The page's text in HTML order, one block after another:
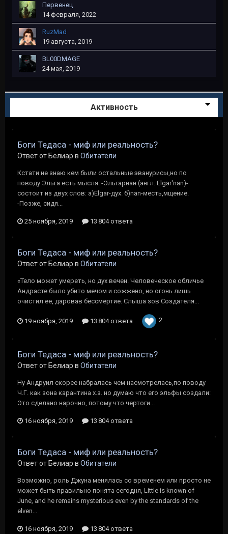
Первенец
14 февраля, 2022
RuzMad
19 августа, 2019
BL00DMAGE
24 мая, 2019
Активность
Боги Тедаса - миф или реальность?
Ответ от Белиар в Обитатели
Кстати не знаю кем были остальные эванурисы,но по
поводу Эльга есть мысля: -Эльгарнан (англ. Elgar'nan)-
состоит из двух слов: а)Elgar-дух. б)nan-месть,мщение.
-Позже, сидя...
25 ноября, 2019 13 804 ответа
Боги Тедаса - миф или реальность?
Ответ от Белиар в Обитатели
«Тело может умереть, но дух вечен. Человеческое обличье
Андрасте было убито мечом и сожжено, но огонь лишь
очистил ее, даровав бессмертие. Слыша зов Создателя...
19 ноября, 2019 13 804 ответа 2
Боги Тедаса - миф или реальность?
Ответ от Белиар в Обитатели
Ну Андруил скорее набралась чем насмотрелась,по поводу
Ч.Г. как зона карантина х.з. но думаю что его эльфы создали:
Это сделано нарочно, потому что чертоги...
16 ноября, 2019 13 804 ответа
Боги Тедаса - миф или реальность?
Ответ от Белиар в Обитатели
Возможно, роль Джуна менялась со временем или просто не
может быть правильно понята сегодня, Little is known of
June, and he remains mysterious even by the standards of the
elven...
16 ноября, 2019 13 804 ответа